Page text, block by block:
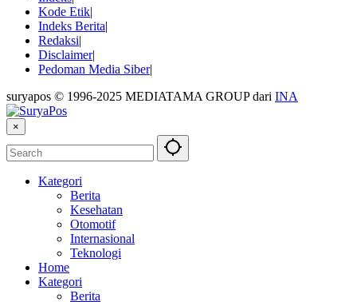
Kode Etik
Indeks Berita
Redaksi
Disclaimer
Pedoman Media Siber
suryapos © 1996-2025 MEDIATAMA GROUP dari INA
×
Kategori
Berita
Kesehatan
Otomotif
Internasional
Teknologi
Home
Kategori
Berita